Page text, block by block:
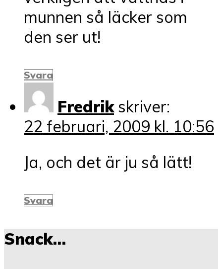
munnen så läcker som
den ser ut!
Svara
Fredrik skriver:
22 februari, 2009 kl. 10:56
Ja, och det är ju så lätt!
Svara
Snack…